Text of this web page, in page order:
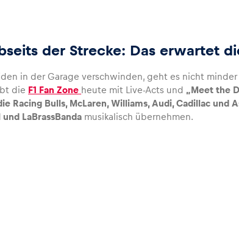
der Strecke: Das erwartet
in der Garage verschwinden, geht es nicht
die F1 Fan Zone heute mit Live-Acts und „Meet the
Racing Bulls, McLaren, Williams, Audi, Cadillac und
LaBrassBanda musikalisch übernehmen.